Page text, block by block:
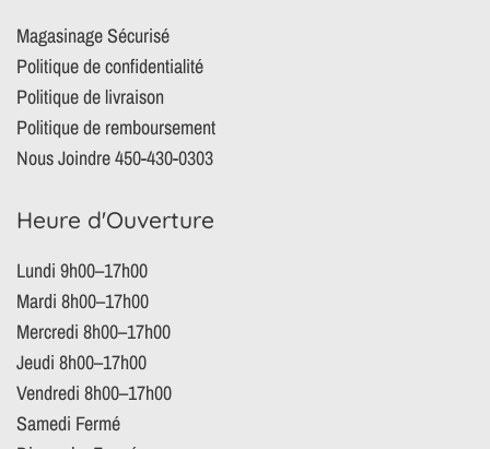
Magasinage Sécurisé
Politique de confidentialité
Politique de livraison
Politique de remboursement
Nous Joindre 450-430-0303
Heure d'Ouverture
Lundi 9h00–17h00
Mardi 8h00–17h00
Mercredi 8h00–17h00
Jeudi 8h00–17h00
Vendredi 8h00–17h00
Samedi Fermé